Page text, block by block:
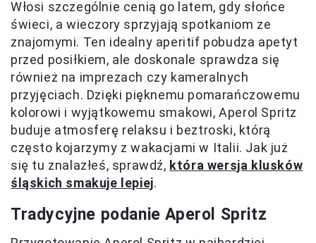
Włosi szczególnie cenią go latem, gdy słońce
świeci, a wieczory sprzyjają spotkaniom ze
znajomymi. Ten idealny aperitif pobudza apetyt
przed posiłkiem, ale doskonale sprawdza się
również na imprezach czy kameralnych
przyjęciach. Dzięki pięknemu pomarańczowemu
kolorowi i wyjątkowemu smakowi, Aperol Spritz
buduje atmosferę relaksu i beztroski, którą
często kojarzymy z wakacjami w Italii. Jak już
się tu znalazłeś, sprawdź, która wersja klusków
śląskich smakuje lepiej.
Tradycyjne podanie Aperol Spritz